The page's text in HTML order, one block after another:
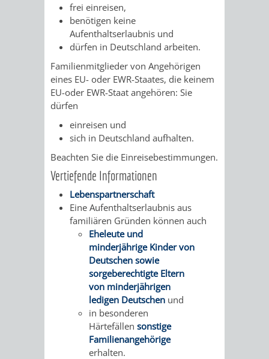
&
ERZIEHER/INNEN
VERMIETUNG
RÄUMEN
BENUTZUNG
MELDEKARTEI
/
BESTANDSÜBERSICHT
VERÖFFENTLICHUNGEN
JÜDISCHE
IN
WEINHEIM
KRIEGERDENKMAL
NOTRUFNUMMERN
UND
NOTDIENSTE
PARTEIEN
SOZIALE
EINRICHTUNGEN
SPIELPLÄTZE
SPORTSTÄTTEN
&
frei einreisen,
benötigen keine
Aufenthaltserlaubnis und
dürfen in Deutschland arbeiten.
Familienmitglieder von Angehörigen
eines EU- oder EWR-Staates, die keinem
EU-oder EWR-Staat angehören: Sie
dürfen
einreisen und
sich in Deutschland aufhalten.
Beachten Sie die Einreisebestimmungen.
Vertiefende Informationen
Lebenspartnerschaft
Eine Aufenthaltserlaubnis aus
familiären Gründen können auch
Eheleute und
minderjährige Kinder von
Deutschen sowie
sorgeberechtigte Eltern
von minderjährigen
ledigen Deutschen und
in besonderen
Härtefällen sonstige
Familienangehörige
erhalten.